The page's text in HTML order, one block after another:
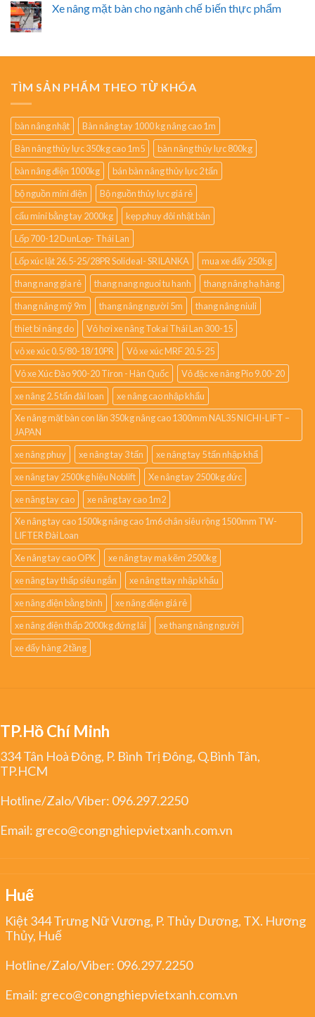
Xe nâng mặt bàn cho ngành chế biến thực phẩm
TÌM SẢN PHẨM THEO TỪ KHÓA
bàn nâng nhật
Bàn nâng tay 1000 kg nâng cao 1m
Bàn nâng thủy lực 350kg cao 1m5
bàn nâng thủy lực 800kg
bàn nâng điện 1000kg
bán bàn nâng thủy lực 2 tấn
bộ nguồn mini điện
Bộ nguồn thủy lực giá rẻ
cẩu mini bằng tay 2000kg
kẹp phuy đôi nhật bản
Lốp 700-12 DunLop- Thái Lan
Lốp xúc lật 26.5-25/28PR Solideal- SRILANKA
mua xe đẩy 250kg
thang nang gia rẻ
thang nang nguoi tu hanh
thang nâng hạ hàng
thang nâng mỹ 9m
thang nâng người 5m
thang nâng niuli
thiet bi nâng do
Vỏ hơi xe nâng Tokai Thái Lan 300-15
vỏ xe xúc 0.5/80-18/10PR
Vỏ xe xúc MRF 20.5-25
Vỏ xe Xúc Đào 900-20 Tiron - Hàn Quốc
Vỏ đặc xe nâng Pio 9.00-20
xe nâng 2.5 tấn đài loan
xe nâng cao nhập khẩu
Xe nâng mặt bàn con lăn 350kg nâng cao 1300mm NAL35 NICHI-LIFT –
JAPAN
xe nâng phuy
xe nâng tay 3 tấn
xe nâng tay 5 tấn nhập khẩ
xe nâng tay 2500kg hiệu Noblift
Xe nâng tay 2500kg đức
xe nâng tay cao
xe nâng tay cao 1m2
Xe nâng tay cao 1500kg nâng cao 1m6 chân siêu rộng 1500mm TW-
LIFTER Đài Loan
Xe nâng tay cao OPK
xe nâng tay mạ kẽm 2500kg
xe nâng tay thấp siêu ngắn
xe nâng ttay nhập khẩu
xe nâng điện bằng bình
xe nâng điện giá rẻ
xe nâng điện thấp 2000kg đứng lái
xe thang nâng người
xe đẩy hàng 2 tầng
TP.Hồ Chí Minh
334 Tân Hoà Đông, P. Bình Trị Đông, Q.Bình Tân,
TP.HCM
Hotline/Zalo/Viber: 096.297.2250
Email: greco@congnghiepvietxanh.com.vn
Huế
Kiệt 344 Trưng Nữ Vương, P. Thủy Dương, TX. Hương
Thủy, Huế
Hotline/Zalo/Viber: 096.297.2250
Email: greco@congnghiepvietxanh.com.vn